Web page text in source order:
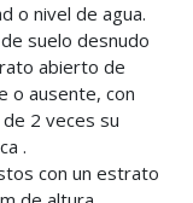
o nivel de agua.
suelo desnudo
abierto de
o ausente, con
2 veces su
.
con un estrato